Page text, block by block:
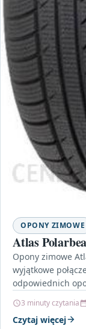
OPONY ZIMOWE
Atlas
Opony zimowe
wyjątkowe
odpowiednich
3 minuty czytania
Czytaj więcej